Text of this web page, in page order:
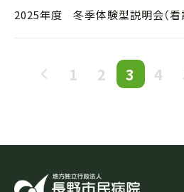
2025年度 冬季体験型説明会（看
1 2 3 4